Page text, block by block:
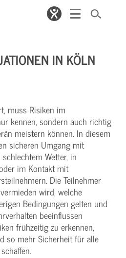
IN KÖLN
muss Risiken im
kennen, sondern auch richtig
meistern können. In diesem
sicheren Umgang mit
Wetter, in
im Kontakt mit
Die Teilnehmer
wird, welche
Bedingungen gelten und
beeinflussen
frühzeitig zu erkennen,
so mehr Sicherheit für alle